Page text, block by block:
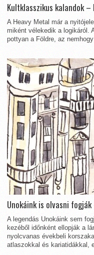
Kultklasszikus kalandok –
A Heavy Metal már a
miként vélekedik a logikáról.
pottyan a Földre, az
Unokáink is olvasni
A legendás Unokáink sem
kezéből időnként ellopják a
nyolcvanas évekbeli
atlaszokkal és kariatidákkal,